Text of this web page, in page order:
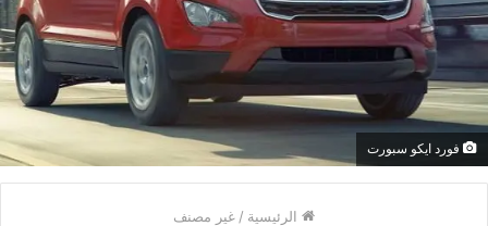
فورد ايكو سبورت
الرئيسية / غير مصنف